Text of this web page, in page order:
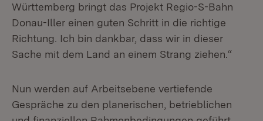
Württemberg bringt das Projekt Regio-S-Bahn
Donau-Iller einen guten Schritt in die richtige
Richtung. Ich bin dankbar, dass wir in dieser
Sache mit dem Land an einem Strang ziehen.“
Nun werden auf Arbeitsebene vertiefende
Gespräche zu den planerischen, betrieblichen